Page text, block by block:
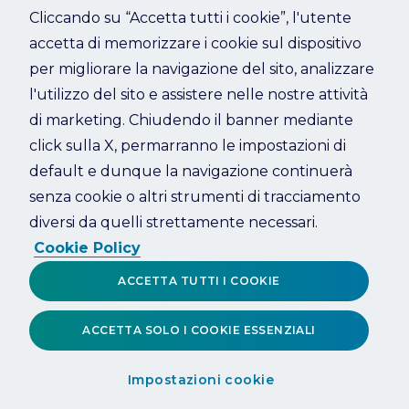
Refresh
Cliccando su “Accetta tutti i cookie”, l'utente
accetta di memorizzare i cookie sul dispositivo
per migliorare la navigazione del sito, analizzare
l'utilizzo del sito e assistere nelle nostre attività
di marketing. Chiudendo il banner mediante
click sulla X, permarranno le impostazioni di
default e dunque la navigazione continuerà
senza cookie o altri strumenti di tracciamento
diversi da quelli strettamente necessari.
Cookie Policy
Impostazioni cookie
ACCETTA SOLO I COOKIE ESSENZIALI
ACCETTA TUTTI I COOKIE